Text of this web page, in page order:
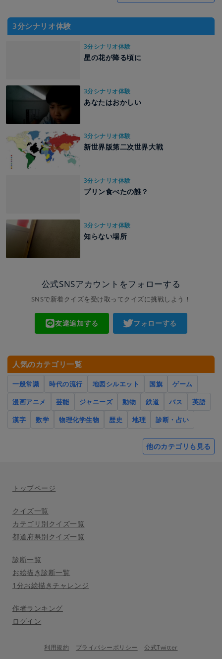
3分シナリオ体験
3分シナリオ体験
星の花が降る頃に
3分シナリオ体験
あなたはおかしい
3分シナリオ体験
新世界版第二次世界大戦
3分シナリオ体験
プリン食べたの誰？
3分シナリオ体験
知らない場所
公式SNSアカウントをフォローする
SNSで新着クイズを受け取ってクイズに挑戦しよう！
友達追加する フォローする
人気のカテゴリ一覧
一般常識 時代の流行 地図シルエット 国旗
ゲーム
漫画アニメ
芸能 ジャニーズ 動物 鉄道 バス
英語
漢字
数学 物理化学生物 歴史 地理 診断・占い
他のカテゴリも見る
トップページ
クイズ一覧
カテゴリ別クイズ一覧
都道府県別クイズ一覧
診断一覧
お絵描き診断一覧
1分お絵描きチャレンジ
作者ランキング
ログイン
利用規約 プライバシーポリシー 公式Twitter